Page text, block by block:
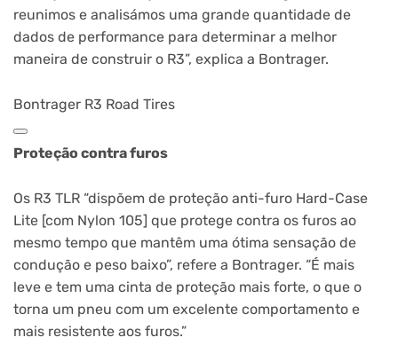
reunimos e analisámos uma grande quantidade de
dados de performance para determinar a melhor
maneira de construir o R3”, explica a Bontrager.
Bontrager R3 Road Tires
Proteção contra furos
Os R3 TLR “dispõem de proteção anti-furo Hard-Case
Lite [com Nylon 105] que protege contra os furos ao
mesmo tempo que mantêm uma ótima sensação de
condução e peso baixo”, refere a Bontrager. “É mais
leve e tem uma cinta de proteção mais forte, o que o
torna um pneu com um excelente comportamento e
mais resistente aos furos.”